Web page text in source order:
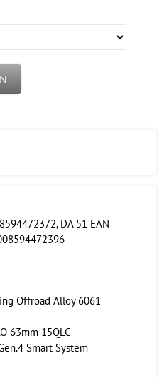
DA 51 EAN
Offroad Alloy 6061
63mm 15QLC
Smart System